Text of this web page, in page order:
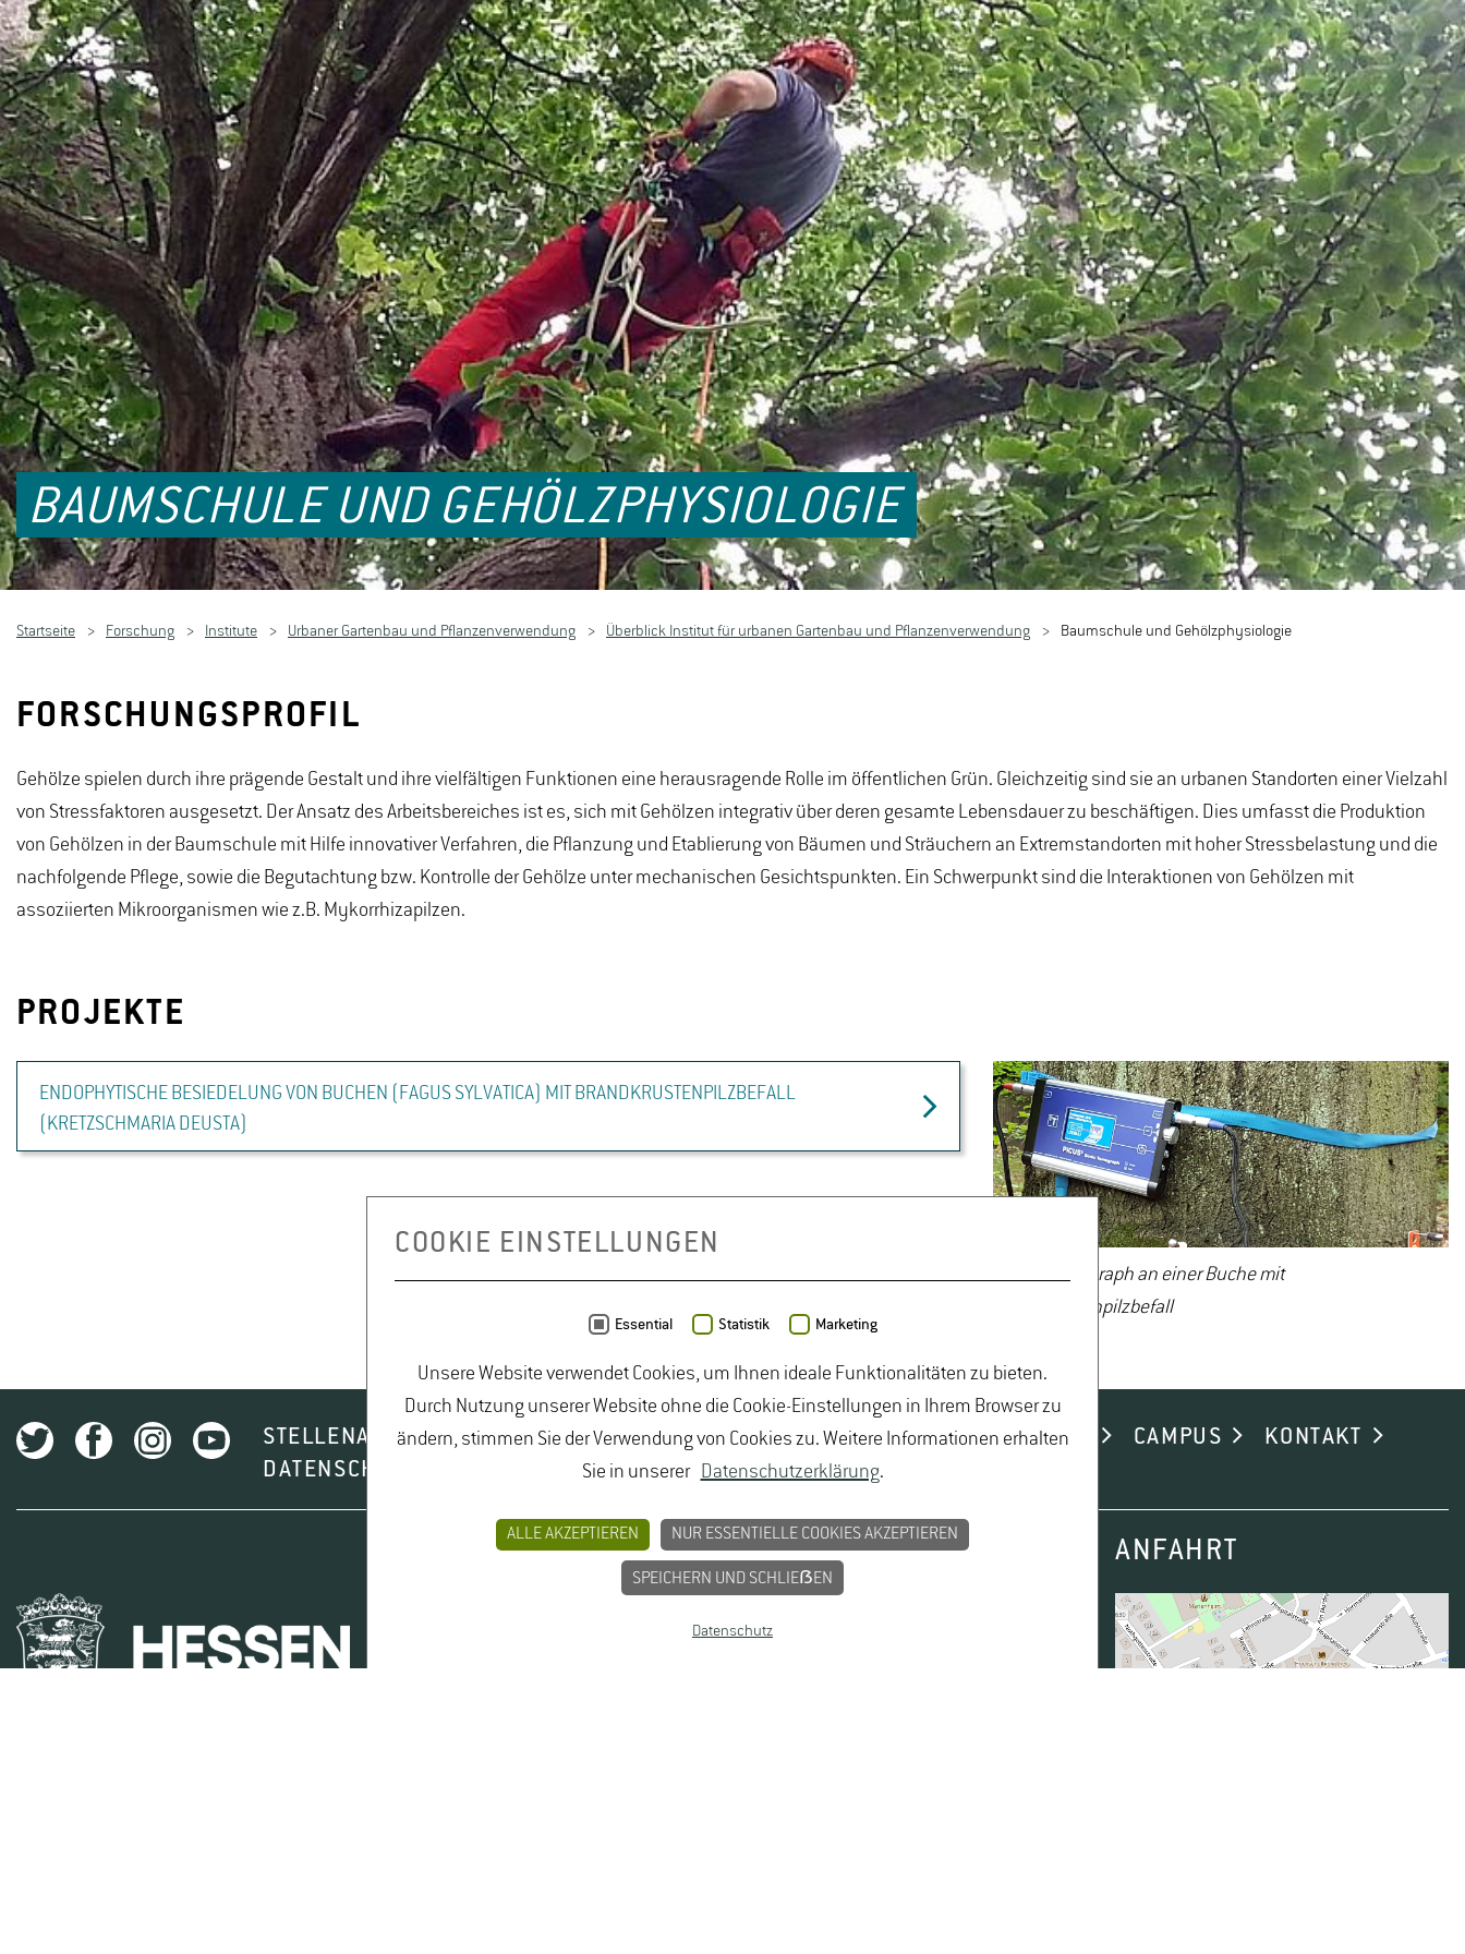
BAUMSCHULE UND GEHÖLZPHYSIOLOGIE
Startseite Forschung Institute Urbaner Gartenbau und Pflanzenverwendung Überblick Institut für urbanen Gartenbau und Pflanzenverwendung Baumschule und Gehölzphysiologie
FORSCHUNGSPROFIL
Gehölze spielen durch ihre prägende Gestalt und ihre vielfältigen Funktionen eine herausragende Rolle im öffentlichen Grün. Gleichzeitig sind sie an urbanen Standorten einer Vielzahl
von Stressfaktoren ausgesetzt. Der Ansatz des Arbeitsbereiches ist es, sich mit Gehölzen integrativ über deren gesamte Lebensdauer zu beschäftigen. Dies umfasst die Produktion
von Gehölzen in der Baumschule mit Hilfe innovativer Verfahren, die Pflanzung und Etablierung von Bäumen und Sträuchern an Extremstandorten mit hoher Stressbelastung und die
nachfolgende Pflege, sowie die Begutachtung bzw. Kontrolle der Gehölze unter mechanischen Gesichtspunkten. Ein Schwerpunkt sind die Interaktionen von Gehölzen mit
assoziierten Mikroorganismen wie z.B. Mykorrhizapilzen.
PROJEKTE
ENDOPHYTISCHE BESIEDELUNG VON BUCHEN (FAGUS SYLVATICA) MIT BRANDKRUSTENPILZBEFALL
(KRETZSCHMARIA DEUSTA)
Impulstomograph an einer Buche mit
Brandkrustenpilzbefall
STELLENAUSSCHREIBUNGEN JOBPORTAL FÜR STUDIERENDE UND ALUMNI CAMPUS
KONTAKT
DATENSCHUTZ
IMPRESSUM
ANFAHRT
COOKIE EINSTELLUNGEN
Essential Statistik Marketing
Unsere Website verwendet Cookies, um Ihnen ideale Funktionalitäten zu bieten.
Durch Nutzung unserer Website ohne die Cookie-Einstellungen in Ihrem Browser zu
ändern, stimmen Sie der Verwendung von Cookies zu. Weitere Informationen erhalten
Sie in unserer Datenschutzerklärung.
ALLE AKZEPTIEREN NUR ESSENTIELLE COOKIES AKZEPTIEREN
SPEICHERN UND SCHLIEẞEN
Datenschutz